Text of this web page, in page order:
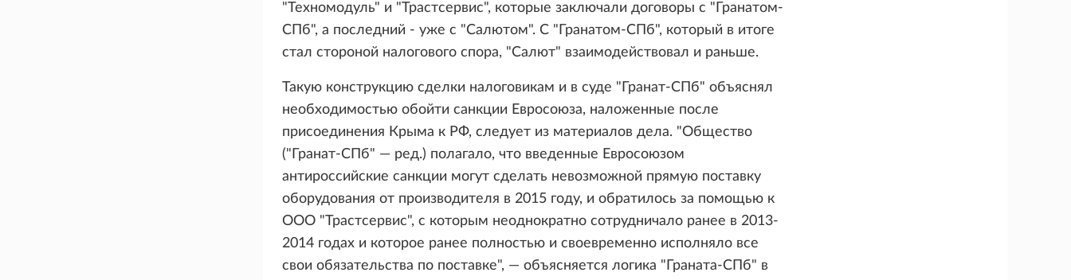
"Техномодуль" и "Трастcервис", которые заключали договоры с "Гранатом-
СПб", а последний - уже с "Салютом". С "Гранатом-СПб", который в итоге
стал стороной налогового спора, "Салют" взаимодействовал и раньше.
Такую конструкцию сделки налоговикам и в суде "Гранат-СПб" объяснял
необходимостью обойти санкции Евросоюза, наложенные после
присоединения Крыма к РФ, следует из материалов дела. "Общество
("Гранат-СПб" — ред.) полагало, что введенные Евросоюзом
антироссийские санкции могут сделать невозможной прямую поставку
оборудования от производителя в 2015 году, и обратилось за помощью к
ООО "Трастcервис", с которым неоднократно сотрудничало ранее в 2013-
2014 годах и которое ранее полностью и своевременно исполняло все
свои обязательства по поставке", — объясняется логика "Граната-СПб" в